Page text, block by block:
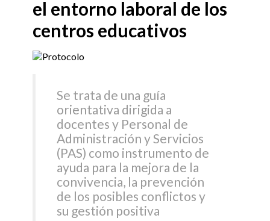
el entorno laboral de los
centros educativos
Se trata de una guía
orientativa dirigida a
docentes y Personal de
Administración y Servicios
(PAS) como instrumento de
ayuda para la mejora de la
convivencia, la prevención
de los posibles conflictos y
su gestión positiva